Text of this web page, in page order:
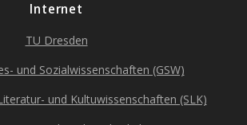
Internet
TU Dresden
und Sozialwissenschaften (GSW)
und Kultuwissenschaften (SLK)